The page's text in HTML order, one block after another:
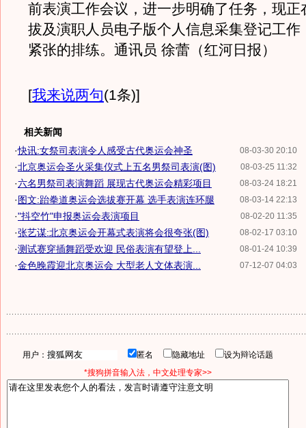
前表演工作会议，进一步明确了任务，现正
拔及演职人员电子版个人信息采集登记工作
紧张的排练。通讯员 徐蕾（红河日报）
[我来说两句(1条)]
相关新闻
08-03-30 20:10
·快讯:女祭司表演令人感受古代奥运会神圣
08-03-25 11:32
·北京奥运会圣火采集仪式上五名男祭司表演(图)
08-03-24 18:21
·六名男祭司表演舞蹈 展现古代奥运会精彩项目
08-03-14 22:13
·图文:跆拳道奥运会选拔赛开幕 选手表演连环腿
08-02-20 11:35
·"抖空竹"申报奥运会表演项目
08-02-17 03:10
·张艺谋:北京奥运会开幕式表演将会很夸张(图)
08-01-24 10:39
·测试赛穿插舞蹈受欢迎 民俗表演有望登上...
07-12-07 04:03
·金色晚霞迎北京奥运会 大型老人文体表演...
用户： 匿名 隐藏地址
设为辩论话题
*搜狗拼音输入法，中文处理专家>>